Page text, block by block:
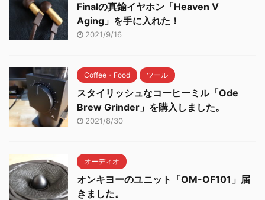
Finalの真鍮イヤホン「Heaven V
Aging」を手に入れた！
2021/9/16
Coffee・Food ツール
スタイリッシュなコーヒーミル「Ode
Brew Grinder」を購入しました。
2021/8/30
オーディオ
オンキヨーのユニット「OM-OF101」届
きました。